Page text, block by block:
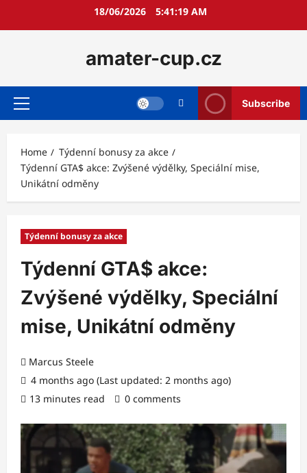
18/06/2026 5:41:20 AM
amater-cup.cz
Primary
Subscribe
Home
Týdenní bonusy za akce
Týdenní GTA$ akce: Zvýšené výdělky, Speciální mise,
Unikátní odměny
Týdenní bonusy za akce
Týdenní GTA$ akce:
Zvýšené výdělky, Speciální
mise, Unikátní odměny
Marcus Steele
4 months ago (Last updated: 2 months ago)
13 minutes read
0 comments